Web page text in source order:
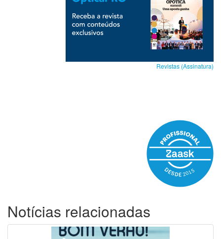
Revistas (Assinatura)
Notícias relacionadas